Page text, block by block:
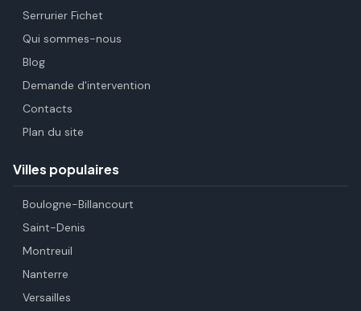
Serrurier Fichet
Qui sommes-nous
Blog
Demande d'intervention
Contacts
Plan du site
Villes populaires
Boulogne-Billancourt
Saint-Denis
Montreuil
Nanterre
Versailles